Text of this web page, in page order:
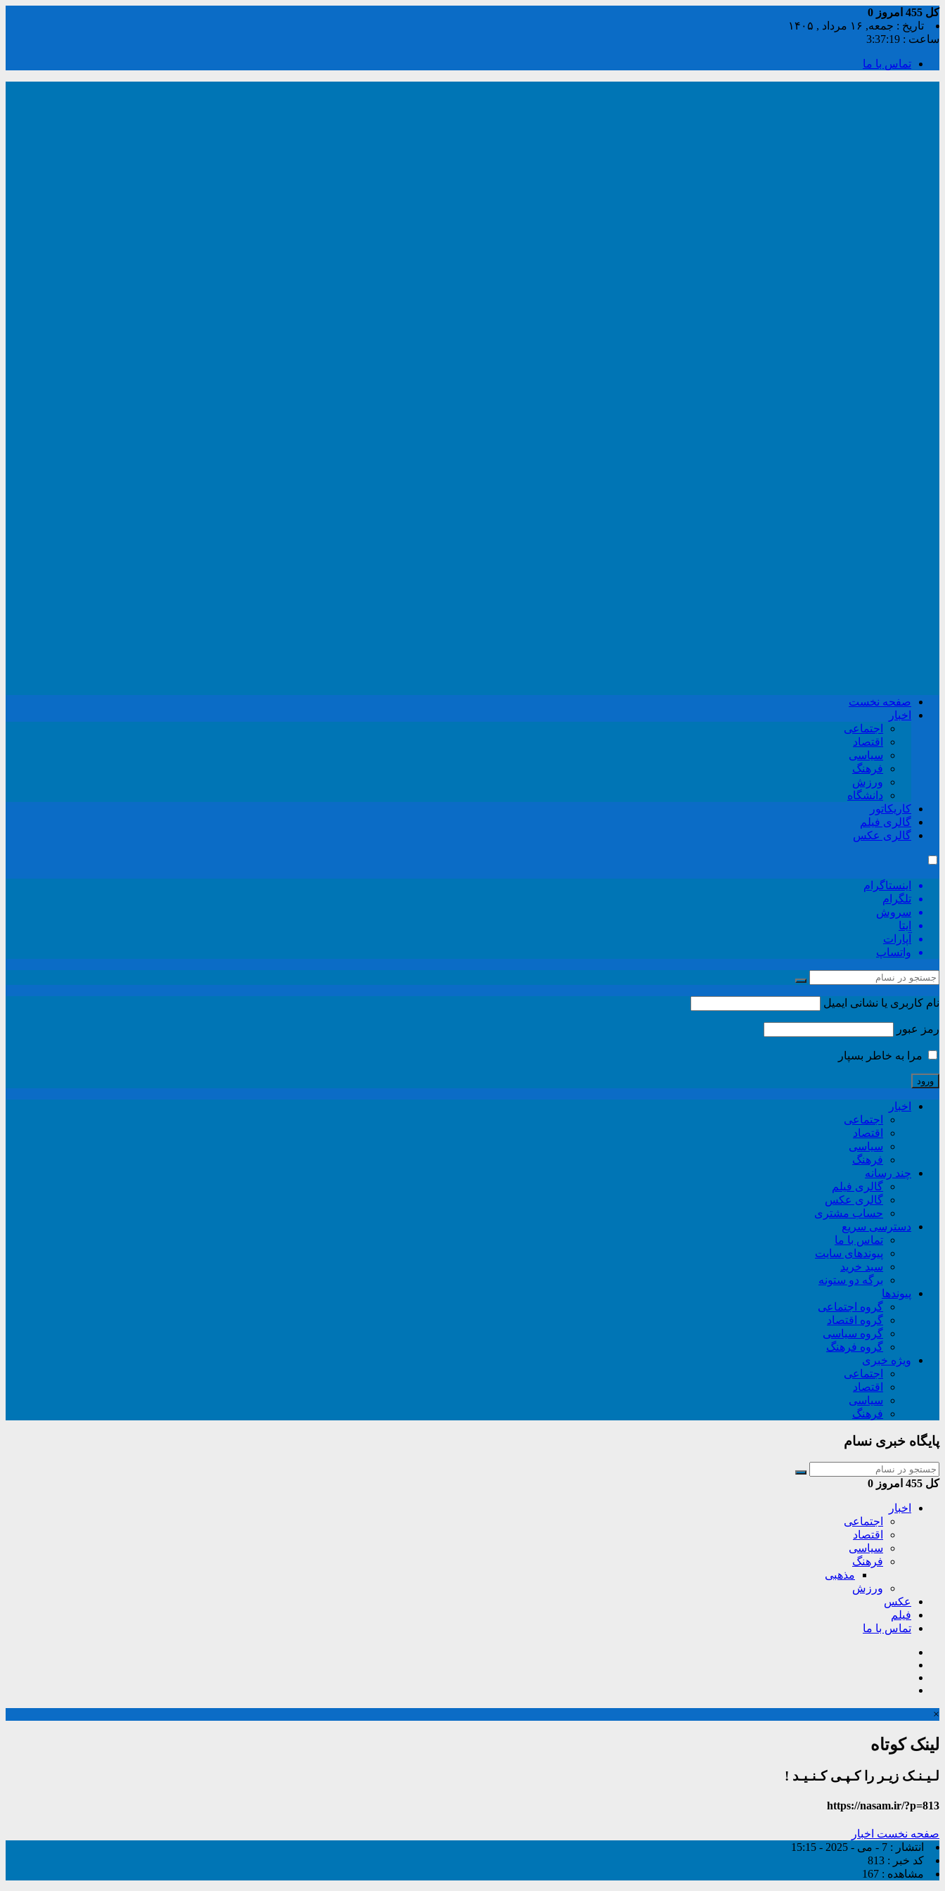
کل امروز 0
تاریخ : جمعه, ۱۶ مرداد , ۱۴۰۵
ساعت : 3:37:20
تماس با ما
صفحه نخست
اخبار
اجتماعی
اقتصاد
سیاسی
فرهنگ
ورزش
دانشگاه
کاریکاتور
گالری فیلم
گالری عکس
اینستاگرام
تلگرام
سروش
ایتا
آپارات
واتساپ
نام کاربری یا نشانی ایمیل
رمز عبور
مرا به خاطر بسپار
اخبار
اجتماعی
اقتصاد
سیاسی
فرهنگ
چند رسانه
گالری فیلم
گالری عکس
حساب مشتری
دسترسی سریع
تماس با ما
پیوندهای سایت
سبد خريد
برگه دو ستونه
پیوندها
گروه اجتماعی
گروه اقتصاد
گروه سیاسی
گروه فرهنگ
ویژه خبری
اجتماعی
اقتصاد
سیاسی
فرهنگ
پایگاه خبری نسام
کل امروز 0
اخبار
اجتماعی
اقتصاد
سیاسی
فرهنگ
مذهبی
ورزش
عکس
فیلم
تماس با ما
×
لینک کوتاه
لـیـنـک زیـر را کـپـی کـنـیـد !
https://nasam.ir/?p=813
صفحه نخست اخبار
انتشار : 7 - می - 2025 - 15:15
کد خبر : 813
مشاهده : 167